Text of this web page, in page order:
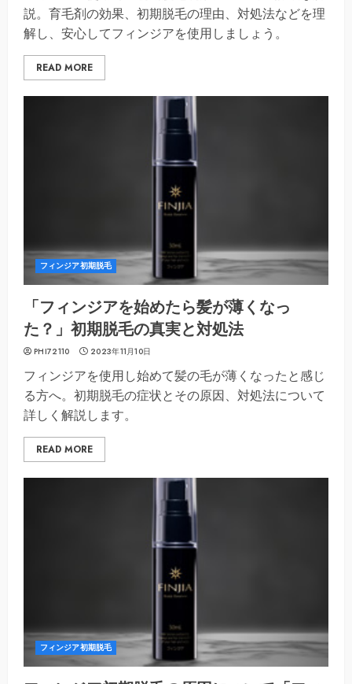
説。育毛剤の効果、初期脱毛の理由、対処法などを理
解し、安心してフィンジアを使用しましょう。
READ MORE
フィンジア初期脱毛
「フィンジアを始めたら髪が薄くなっ
た？」初期脱毛の真実と対処法
PHI72110 2023年11月10日
フィンジアを使用し始めて髪の毛が薄くなったと感じ
る方へ。初期脱毛の症状とその原因、対処法について
詳しく解説します。
READ MORE
フィンジア初期脱毛